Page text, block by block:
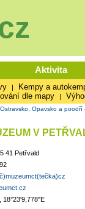
Aktivita
| Kempy a
dle mapy |
Ostravsko, Opavsko a poodří
V
41 Petřvald
18°23'9,778"E